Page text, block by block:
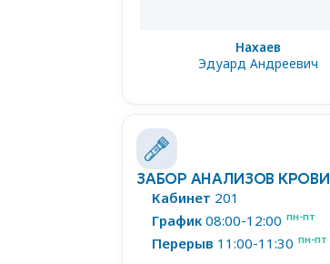
Нахаев
Эдуард Андреевич
ЗАБОР АНАЛИЗОВ КРОВИ
Кабинет 201
График 08:00-12:00 пн-пт
Перерыв 11:00-11:30 пн-пт